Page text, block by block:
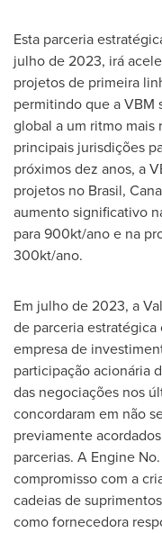
Esta parceria
julho de 2023, irá
projetos de primeira
permitindo que a VBM
global a um ritmo mais
principais jurisdições
próximos dez anos, a
projetos no Brasil,
aumento significativo
para 900kt/ano e na
300kt/ano.
Em julho de 2023, a
de parceria estratégica
empresa de
participação acionária
das negociações nos
concordaram em não
previamente
parcerias. A Engine
compromisso com a
cadeias de
como fornecedora